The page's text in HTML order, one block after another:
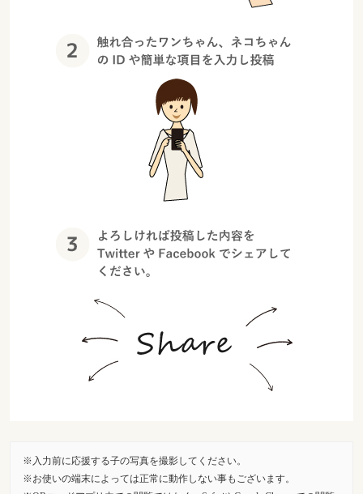
入力前に応援する子の写真を撮影してください。
お使いの端末によっては正常に動作しない事もございます。